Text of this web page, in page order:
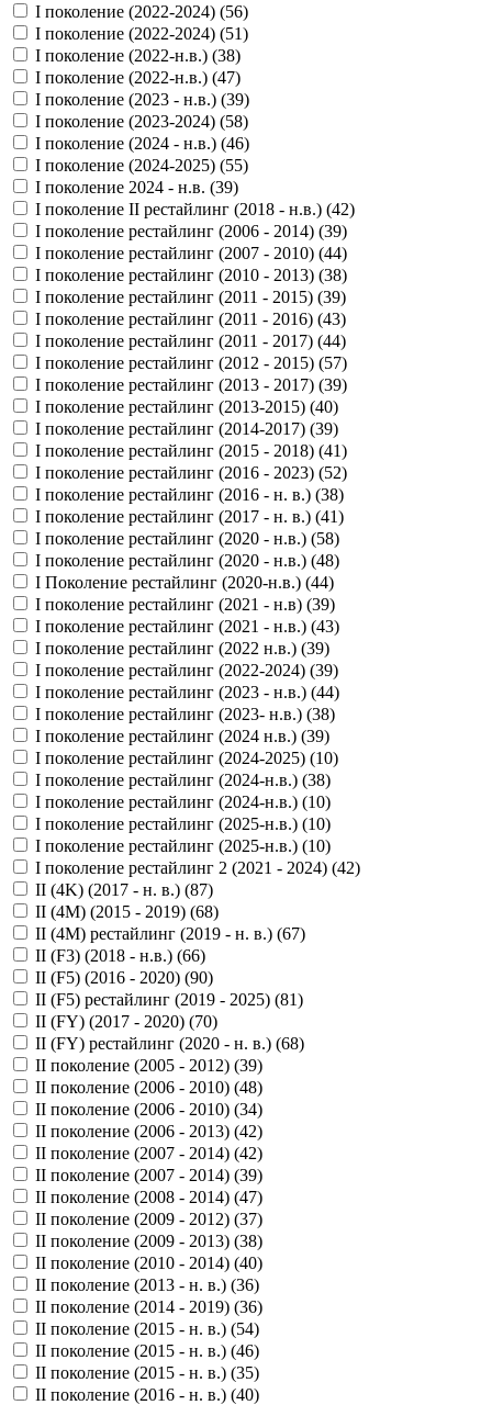
I поколение (2022-2024) (56)
I поколение (2022-2024) (51)
I поколение (2022-н.в.) (38)
I поколение (2022-н.в.) (47)
I поколение (2023 - н.в.) (39)
I поколение (2023-2024) (58)
I поколение (2024 - н.в.) (46)
I поколение (2024-2025) (55)
I поколение 2024 - н.в. (39)
I поколение II рестайлинг (2018 - н.в.) (42)
I поколение рестайлинг (2006 - 2014) (39)
I поколение рестайлинг (2007 - 2010) (44)
I поколение рестайлинг (2010 - 2013) (38)
I поколение рестайлинг (2011 - 2015) (39)
I поколение рестайлинг (2011 - 2016) (43)
I поколение рестайлинг (2011 - 2017) (44)
I поколение рестайлинг (2012 - 2015) (57)
I поколение рестайлинг (2013 - 2017) (39)
I поколение рестайлинг (2013-2015) (40)
I поколение рестайлинг (2014-2017) (39)
I поколение рестайлинг (2015 - 2018) (41)
I поколение рестайлинг (2016 - 2023) (52)
I поколение рестайлинг (2016 - н. в.) (38)
I поколение рестайлинг (2017 - н. в.) (41)
I поколение рестайлинг (2020 - н.в.) (58)
I поколение рестайлинг (2020 - н.в.) (48)
I Поколение рестайлинг (2020-н.в.) (44)
I поколение рестайлинг (2021 - н.в) (39)
I поколение рестайлинг (2021 - н.в.) (43)
I поколение рестайлинг (2022 н.в.) (39)
I поколение рестайлинг (2022-2024) (39)
I поколение рестайлинг (2023 - н.в.) (44)
I поколение рестайлинг (2023- н.в.) (38)
I поколение рестайлинг (2024 н.в.) (39)
I поколение рестайлинг (2024-2025) (10)
I поколение рестайлинг (2024-н.в.) (38)
I поколение рестайлинг (2024-н.в.) (10)
I поколение рестайлинг (2025-н.в.) (10)
I поколение рестайлинг (2025-н.в.) (10)
I поколение рестайлинг 2 (2021 - 2024) (42)
II (4K) (2017 - н. в.) (87)
II (4M) (2015 - 2019) (68)
II (4M) рестайлинг (2019 - н. в.) (67)
II (F3) (2018 - н.в.) (66)
II (F5) (2016 - 2020) (90)
II (F5) рестайлинг (2019 - 2025) (81)
II (FY) (2017 - 2020) (70)
II (FY) рестайлинг (2020 - н. в.) (68)
II поколение (2005 - 2012) (39)
II поколение (2006 - 2010) (48)
II поколение (2006 - 2010) (34)
II поколение (2006 - 2013) (42)
II поколение (2007 - 2014) (42)
II поколение (2007 - 2014) (39)
II поколение (2008 - 2014) (47)
II поколение (2009 - 2012) (37)
II поколение (2009 - 2013) (38)
II поколение (2010 - 2014) (40)
II поколение (2013 - н. в.) (36)
II поколение (2014 - 2019) (36)
II поколение (2015 - н. в.) (54)
II поколение (2015 - н. в.) (46)
II поколение (2015 - н. в.) (35)
II поколение (2016 - н. в.) (40)